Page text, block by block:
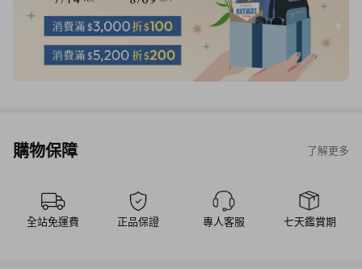
購物保障 了解更多
全站免運費 正品保證 專人客服 七天鑑賞期